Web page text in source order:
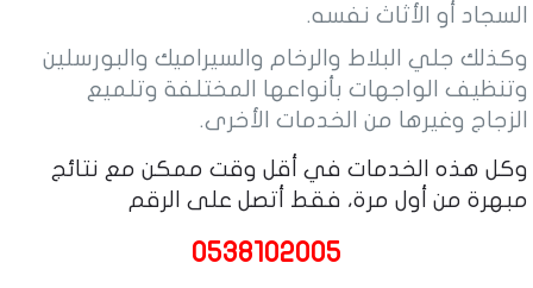
السجاد أو الأثاث نفسه.
وكذلك جلي البلاط والرخام والسيراميك والبورسلين
وتنظيف الواجهات بأنواعها المختلفة وتلميع
الزجاج وغيرها من الخدمات الأخرى.
وكل هذه الخدمات في أقل وقت ممكن مع نتائج
مبهرة من أول مرة، فقط أتصل على الرقم
0538102005